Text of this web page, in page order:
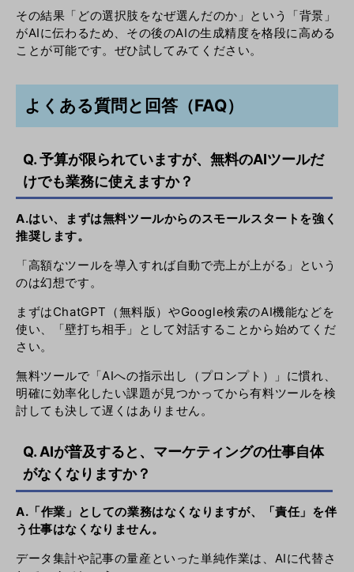
その結果「どの選択肢をなぜ選んだのか」という「背景」
がAIに伝わるため、その後のAIの生成精度を格段に高める
ことが可能です。ぜひ試してみてください。
よくある質問と回答（FAQ）
Q. 予算が限られていますが、無料のAIツールだ
けでも業務に使えますか？
A.はい、まずは無料ツールからのスモールスタートを強く
推奨します。
「高額なツールを導入すれば自動で売上が上がる」という
のは幻想です。
まずはChatGPT（無料版）やGoogle検索のAI機能などを
使い、「壁打ち相手」として対話することから始めてくだ
さい。
無料ツールで「AIへの指示出し（プロンプト）」に慣れ、
明確に効率化したい課題が見つかってから有料ツールを検
討しても決して遅くはありません。
Q. AIが普及すると、マーケティングの仕事自体
がなくなりますか？
A.「作業」としての業務はなくなりますが、「責任」を伴
う仕事はなくなりません。
データ集計や記事の量産といった単純作業は、AIに代替さ